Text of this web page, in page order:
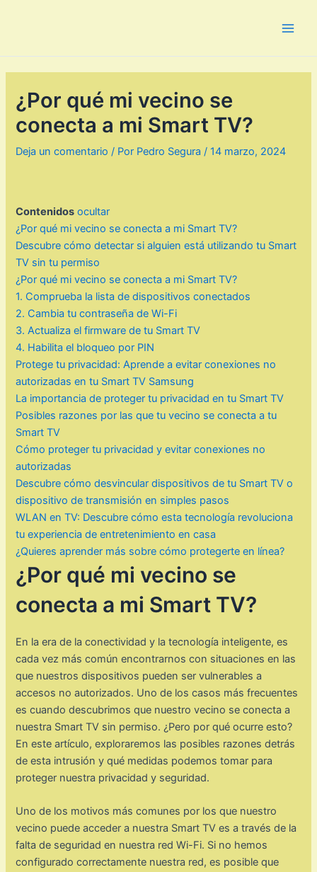
¿Por qué mi vecino se
conecta a mi Smart TV?
Deja un comentario / Por Pedro Segura/14 marzo, 2024
Contenidos ocultar
¿Por qué mi vecino se conecta a mi Smart TV?
Descubre cómo detectar si alguien está utilizando tu Smart
TV sin tu permiso
¿Por qué mi vecino se conecta a mi Smart TV?
1. Comprueba la lista de dispositivos conectados
2. Cambia tu contraseña de Wi-Fi
3. Actualiza el firmware de tu Smart TV
4. Habilita el bloqueo por PIN
Protege tu privacidad: Aprende a evitar conexiones no
autorizadas en tu Smart TV Samsung
La importancia de proteger tu privacidad en tu Smart TV
Posibles razones por las que tu vecino se conecta a tu
Smart TV
Cómo proteger tu privacidad y evitar conexiones no
autorizadas
Descubre cómo desvincular dispositivos de tu Smart TV o
dispositivo de transmisión en simples pasos
WLAN en TV: Descubre cómo esta tecnología revoluciona
tu experiencia de entretenimiento en casa
¿Quieres aprender más sobre cómo protegerte en línea?
¿Por qué mi vecino se
conecta a mi Smart TV?
En la era de la conectividad y la tecnología inteligente, es
cada vez más común encontrarnos con situaciones en las
que nuestros dispositivos pueden ser vulnerables a
accesos no autorizados. Uno de los casos más frecuentes
es cuando descubrimos que nuestro vecino se conecta a
nuestra Smart TV sin permiso. ¿Pero por qué ocurre esto?
En este artículo, exploraremos las posibles razones detrás
de esta intrusión y qué medidas podemos tomar para
proteger nuestra privacidad y seguridad.
Uno de los motivos más comunes por los que nuestro
vecino puede acceder a nuestra Smart TV es a través de la
falta de seguridad en nuestra red Wi-Fi. Si no hemos
configurado correctamente nuestra red, es posible que